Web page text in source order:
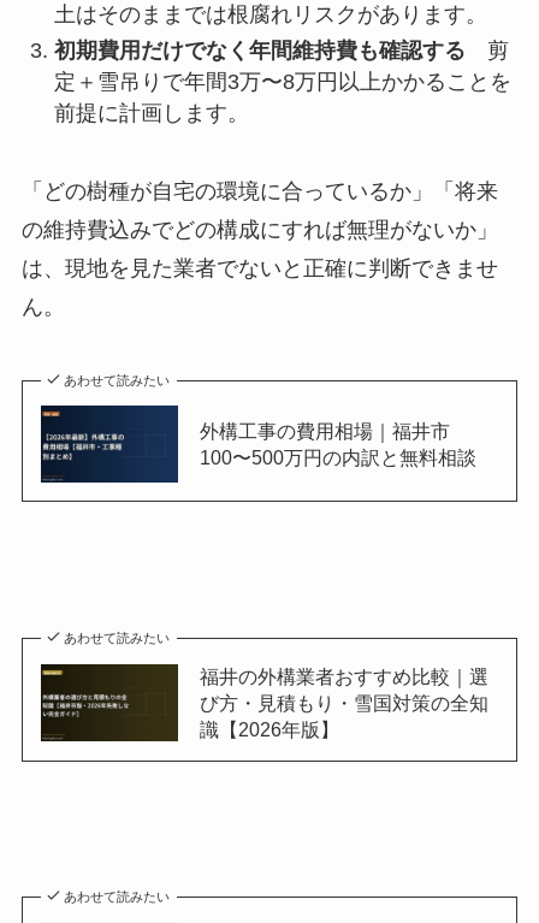
土はそのままでは根腐れリスクがあります。
初期費用だけでなく年間維持費も確認する 剪
定＋雪吊りで年間3万〜8万円以上かかることを
前提に計画します。
「どの樹種が自宅の環境に合っているか」「将来
の維持費込みでどの構成にすれば無理がないか」
は、現地を見た業者でないと正確に判断できませ
ん。
あわせて読みたい
外構工事の費用相場｜福井市
100〜500万円の内訳と無料相談
あわせて読みたい
福井の外構業者おすすめ比較｜選
び方・見積もり・雪国対策の全知
識【2026年版】
あわせて読みたい